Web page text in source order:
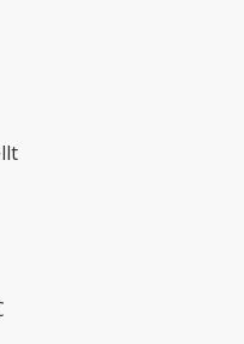
Wert ein oder benutze